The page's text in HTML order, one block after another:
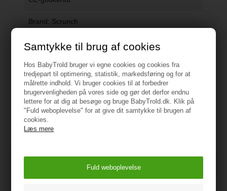
Samtykke til brug af cookies
Hos BabyTrold bruger vi egne cookies og cookies fra
tredjepart til optimering, statistik, markedsføring og for at
målrette indhold. Vi bruger cookies til at forbedrer
brugervenligheden på vores side og gør det derfor endnu
lettere for at dig at besøge og bruge BabyTrold.dk. Klik på
"Fuld weboplevelse" for at give dit samtykke til brugen af
cookies.
Læs mere
Brand: Scrunch
Vejledning
Måske er du også interesseret i
følgende produkter